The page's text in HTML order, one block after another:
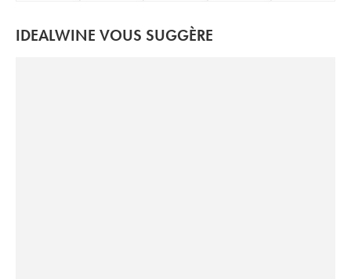
IDEALWINE VOUS SUGGÈRE